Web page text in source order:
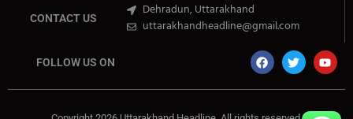
CONTACT US
Dehradun, Uttarakhand
uttarakhandheadline@gmail.com
FOLLOW US ON